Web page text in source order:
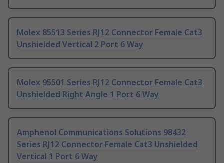
Molex 85513 Series RJ12 Connector Female Cat3
Unshielded Vertical 2 Port 6 Way
Molex 95501 Series RJ12 Connector Female Cat3
Unshielded Right Angle 1 Port 6 Way
Amphenol Communications Solutions 98432
Series RJ12 Connector Female Cat3 Unshielded
Vertical 1 Port 6 Way